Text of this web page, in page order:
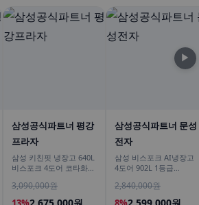
삼성공식파트너 평강
프라자
삼성 키친핏 냉장고 640L
비스포크 4도어 코타화이
3,090,000원
삼성공식파트너 문성
전자
삼성 비스포크 AI냉장고
4도어 902L 1등급
다크 메탈 푸드쇼케이스
2,840,000원
▶